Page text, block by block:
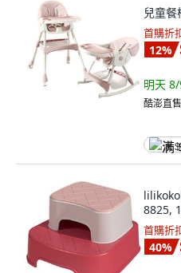
兒童餐
首購折
12%
明天
酷澎直
满
8825,
首購折
40%